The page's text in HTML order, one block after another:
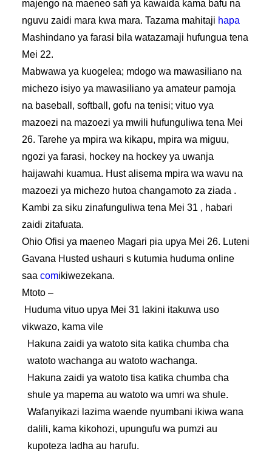
majengo na maeneo safi ya kawaida kama bafu na
nguvu zaidi mara kwa mara. Tazama mahitaji hapa
Mashindano ya farasi bila watazamaji hufungua tena
Mei 22.
Mabwawa ya kuogelea; mdogo wa mawasiliano na
michezo isiyo ya mawasiliano ya amateur pamoja
na baseball, softball, gofu na tenisi; vituo vya
mazoezi na mazoezi ya mwili hufunguliwa tena Mei
26. Tarehe ya mpira wa kikapu, mpira wa miguu,
ngozi ya farasi, hockey na hockey ya uwanja
haijawahi kuamua. Hust alisema mpira wa wavu na
mazoezi ya michezo hutoa changamoto za ziada .
Kambi za siku zinafunguliwa tena Mei 31 , habari
zaidi zitafuata.
Ohio Ofisi ya maeneo Magari pia upya Mei 26. Luteni
Gavana Husted ushauri s kutumia huduma online
saa comikiwezekana.
Mtoto –
Huduma vituo upya Mei 31 lakini itakuwa uso
vikwazo, kama vile
Hakuna zaidi ya watoto sita katika chumba cha
watoto wachanga au watoto wachanga.
Hakuna zaidi ya watoto tisa katika chumba cha
shule ya mapema au watoto wa umri wa shule.
Wafanyikazi lazima waende nyumbani ikiwa wana
dalili, kama kikohozi, upungufu wa pumzi au
kupoteza ladha au harufu.